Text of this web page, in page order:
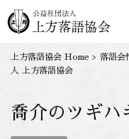
上方落語協会 Home > 落語会
人 上方落語協会
喬介のツギハ